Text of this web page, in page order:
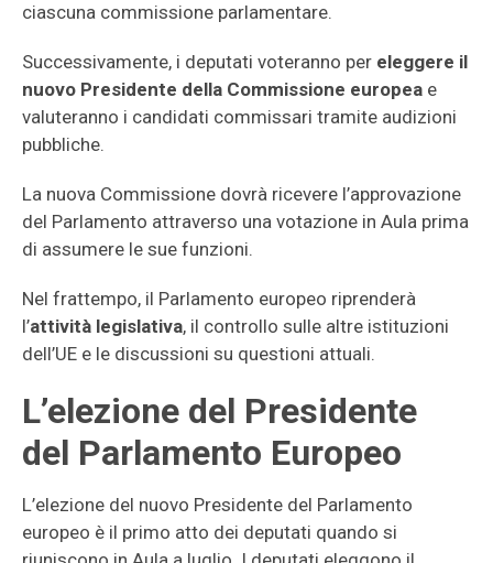
ciascuna commissione parlamentare.
Successivamente, i deputati voteranno per eleggere il
nuovo Presidente della Commissione europea e
valuteranno i candidati commissari tramite audizioni
pubbliche.
La nuova Commissione dovrà ricevere l’approvazione
del Parlamento attraverso una votazione in Aula prima
di assumere le sue funzioni.
Nel frattempo, il Parlamento europeo riprenderà
l’attività legislativa, il controllo sulle altre istituzioni
dell’UE e le discussioni su questioni attuali.
L’elezione del Presidente
del Parlamento Europeo
L’elezione del nuovo Presidente del Parlamento
europeo è il primo atto dei deputati quando si